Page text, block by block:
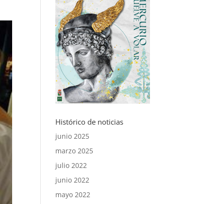
Histórico de noticias
junio 2025
marzo 2025
julio 2022
junio 2022
mayo 2022